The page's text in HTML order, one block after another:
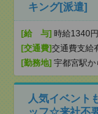
キング[派遣]
[給 与] 時給1340円
[交通費]交通費支給
[勤務地] 宇都宮駅
人気イベント
ッフ☆来社不